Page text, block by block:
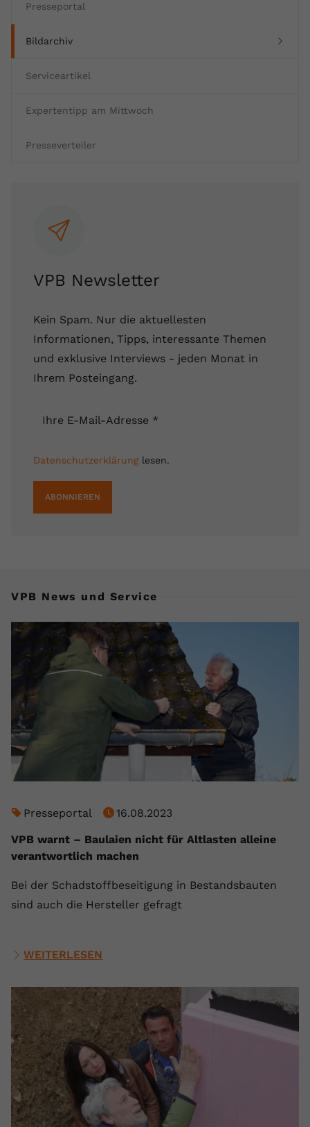
Presseportal
Bildarchiv(current)
Serviceartikel
Expertentipp am Mittwoch
Presseverteiler
VPB Newsletter
Kein Spam. Nur die aktuellesten
Informationen, Tipps, interessante Themen
und exklusive Interviews - jeden Monat in
Ihrem Posteingang.
Ihre E-Mail-Adresse *
Datenschutzerklärunglesen.
ABONNIEREN
VPB News und Service
Presseportal
16.08.2023
VPB warnt – Baulaien nicht für Altlasten alleine
verantwortlich machen
Bei der Schadstoffbeseitigung in Bestandsbauten
sind auch die Hersteller gefragt
WEITERLESEN